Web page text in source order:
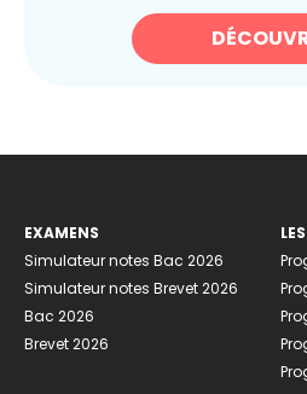
EXAMENS
Simulateur notes Bac 2026
Simulateur notes Brevet 2026
Bac 2026
Brevet 2026